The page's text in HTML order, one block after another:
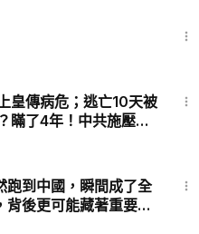
皇傳病危；逃亡10天被
瞞了4年！中共施壓逼
今日新聞】
跑到中國，瞬間成了全
後更可能藏著重要訊
#川普 #H20 #盧特